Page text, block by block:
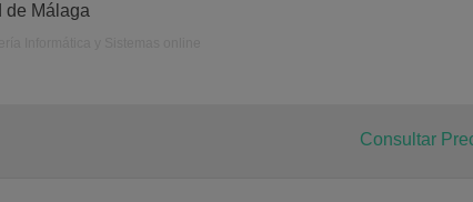
de Málaga
Consultar